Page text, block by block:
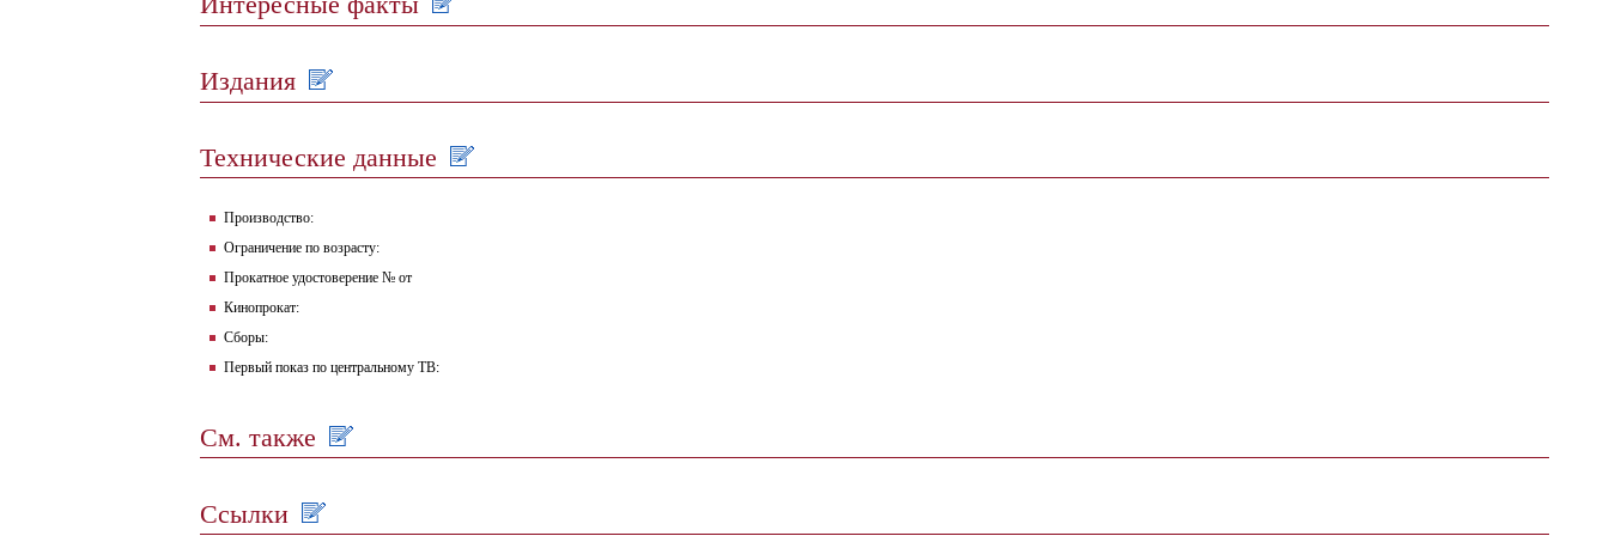
Издания
Технические данные
Производство:
Ограничение по возрасту:
Прокатное удостоверение № от
Кинопрокат:
Сборы:
Первый показ по центральному ТВ:
См. также
Ссылки